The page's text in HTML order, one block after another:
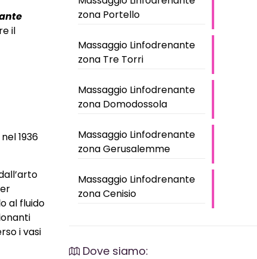
il
1936
al fluido
i vasi
zona Portello
Massaggio Linfodrenante
zona Tre Torri
Massaggio Linfodrenante
zona Domodossola
Massaggio Linfodrenante
zona Gerusalemme
Massaggio Linfodrenante
zona Cenisio
Dove siamo: